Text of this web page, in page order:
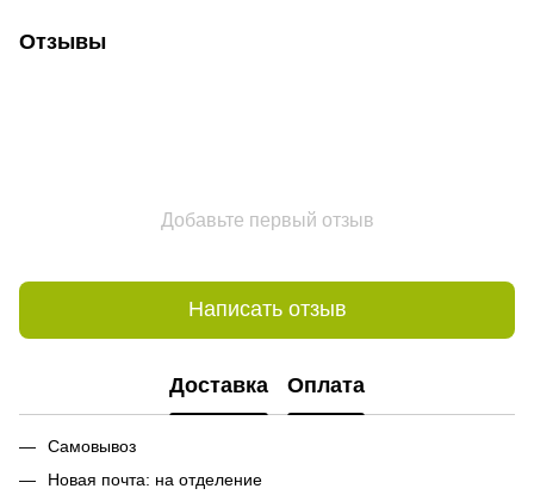
Отзывы
Добавьте первый отзыв
Написать отзыв
Доставка Оплата
Самовывоз
Новая почта: на отделение